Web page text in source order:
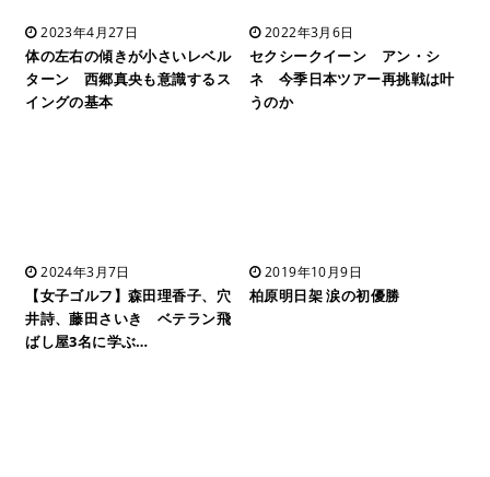
2023年4月27日
体の左右の傾きが小さいレベル
ターン 西郷真央も意識するス
イングの基本
2022年3月6日
セクシークイーン アン・シ
ネ 今季日本ツアー再挑戦は叶
うのか
2024年3月7日
【女子ゴルフ】森田理香子、穴
井詩、藤田さいき ベテラン飛
ばし屋3名に学ぶ…
2019年10月9日
柏原明日架 涙の初優勝